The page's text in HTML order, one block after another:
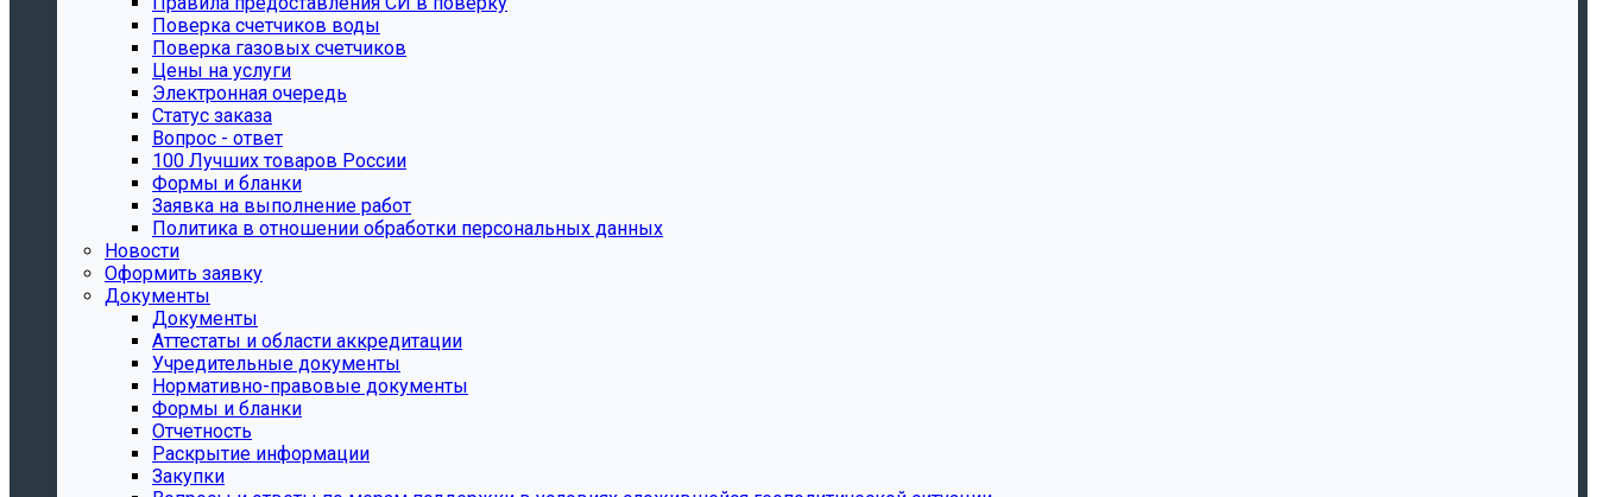
Поверка счетчиков воды
Поверка газовых счетчиков
Цены на услуги
Электронная очередь
Статус заказа
Вопрос - ответ
100 Лучших товаров России
Формы и бланки
Заявка на выполнение работ
Политика в отношении обработки персональных данных
Новости
Оформить заявку
Документы
Документы
Аттестаты и области аккредитации
Учредительные документы
Нормативно-правовые документы
Формы и бланки
Отчетность
Раскрытие информации
Закупки